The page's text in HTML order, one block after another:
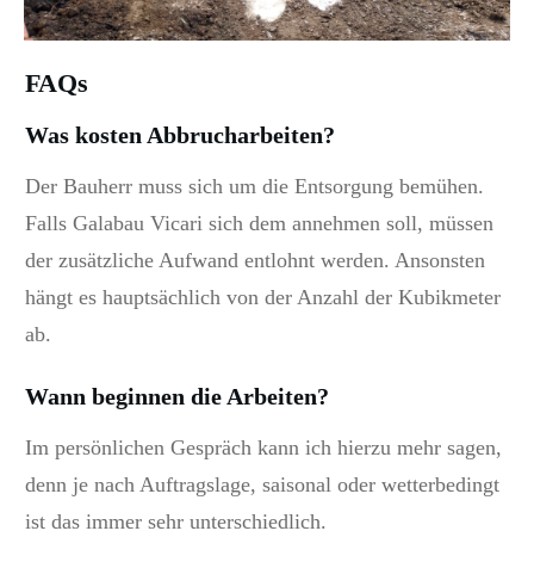
FAQs
Was kosten Abbrucharbeiten?
Der Bauherr muss sich um die Entsorgung bemühen.
Falls Galabau Vicari sich dem annehmen soll, müssen
der zusätzliche Aufwand entlohnt werden. Ansonsten
hängt es hauptsächlich von der Anzahl der Kubikmeter
ab.
Wann beginnen die Arbeiten?
Im persönlichen Gespräch kann ich hierzu mehr sagen,
denn je nach Auftragslage, saisonal oder wetterbedingt
ist das immer sehr unterschiedlich.